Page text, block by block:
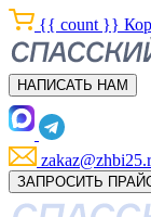
{{ count }}
НАПИСАТЬ НАМ
ЗАПРОСИТЬ